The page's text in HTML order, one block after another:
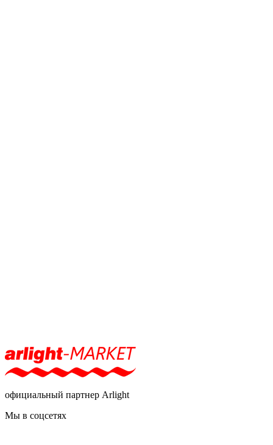
официальный партнер Arlight
Мы в соцсетях